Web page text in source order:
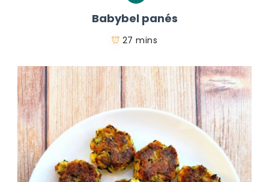
Babybel panés
27 mins